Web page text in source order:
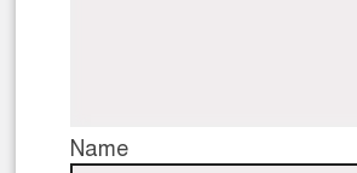
Name